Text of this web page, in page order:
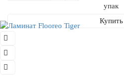
упак
Купить